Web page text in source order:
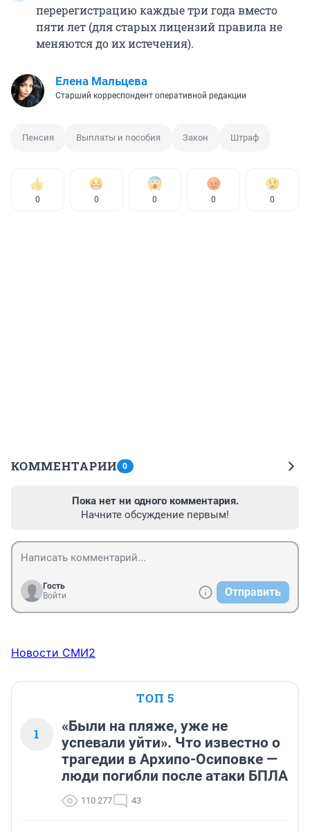
перерегистрацию каждые три года вместо
пяти лет (для старых лицензий правила не
меняются до их истечения).
Елена Мальцева
Старший корреспондент оперативной редакции
Пенсия Выплаты и пособия Закон Штраф
0 0 0 0 0
КОММЕНТАРИИ 0
Пока нет ни одного комментария.
Начните обсуждение первым!
Гость
Войти
Отправить
Новости СМИ2
ТОП 5
1
«Были на пляже, уже не
успевали уйти». Что известно о
трагедии в Архипо-Осиповке —
люди погибли после атаки БПЛА
110 277 43